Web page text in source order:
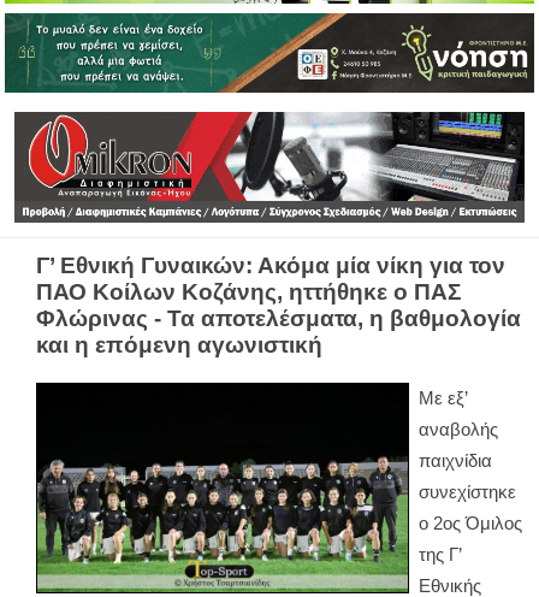
Γ’ Εθνική Γυναικών: Ακόμα μία νίκη για τον
ΠΑΟ Κοίλων Κοζάνης, ηττήθηκε ο ΠΑΣ
Φλώρινας - Τα αποτελέσματα, η βαθμολογία
και η επόμενη αγωνιστική
Με εξ’
αναβολής
παιχνίδια
συνεχίστηκε
ο 2ος Όμιλος
της Γ’
Εθνικής